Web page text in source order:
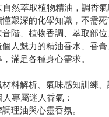
然萃取植物精油，調香氣
艱深的化學知識，不需
階、植物香調、萃取部
人魅力的精油香水、香
滿足各種身心需求。
料解析、氣味感知訓練、
專屬迷人香氣：
理油與心靈香氛。